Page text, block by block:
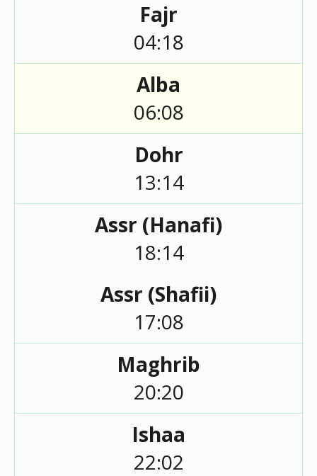
Fajr
04:18
Alba
06:08
Dohr
13:14
Assr (Hanafi)
18:14
Assr (Shafii)
17:08
Maghrib
20:20
Ishaa
22:02